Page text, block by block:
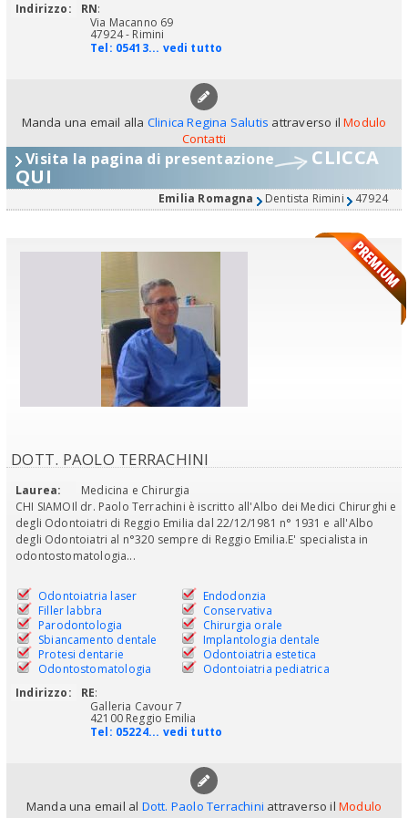
Indirizzo:
RN:
Via Macanno 69
47924 - Rimini
Tel: 05413... vedi tutto
Manda una email alla Clinica Regina Salutis attraverso ilModulo
Contatti
Visita la pagina di presentazione CLICCA
QUI
Emilia Romagna Dentista Rimini 47924
DOTT. PAOLO TERRACHINI
Laurea:
Medicina e Chirurgia
CHI SIAMOIl dr. Paolo Terrachini è iscritto all'Albo dei Medici Chirurghi e
degli Odontoiatri di Reggio Emilia dal 22/12/1981 n° 1931 e all'Albo
degli Odontoiatri al n°320 sempre di Reggio Emilia.E' specialista in
odontostomatologia...
Odontoiatria laser
Filler labbra
Parodontologia
Sbiancamento dentale
Protesi dentarie
Odontostomatologia
Endodonzia
Conservativa
Chirurgia orale
Implantologia dentale
Odontoiatria estetica
Odontoiatria pediatrica
Indirizzo:
RE:
Galleria Cavour 7
42100 Reggio Emilia
Tel: 05224... vedi tutto
Manda una email al Dott. Paolo Terrachini attraverso il Modulo